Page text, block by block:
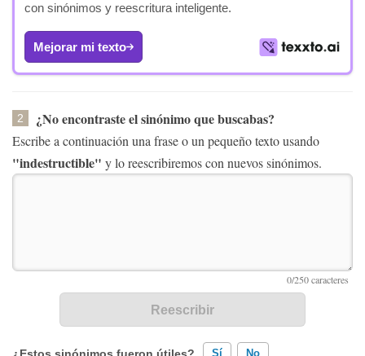
con sinónimos y reescritura inteligente.
Mejorar mi texto
2 ¿No encontraste el sinónimo que buscabas?
Escribe a continuación una frase o un pequeño texto usando
"indestructible" y lo reescribiremos con nuevos sinónimos.
Sí No